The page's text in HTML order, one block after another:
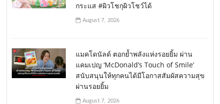
กระแส #ผิวโชกุผิวโชว์ได้
August 7, 2026
แมคโดนัลด์ ตอกย้ำพลังแห่งรอยยิ้ม ผ่าน
แคมเปญ ‘McDonald’s Touch of Smile’
สนับสนุนให้ทุกคนได้มีโอกาสสัมผัสความสุข
ผ่านรอยยิ้ม
August 7, 2026